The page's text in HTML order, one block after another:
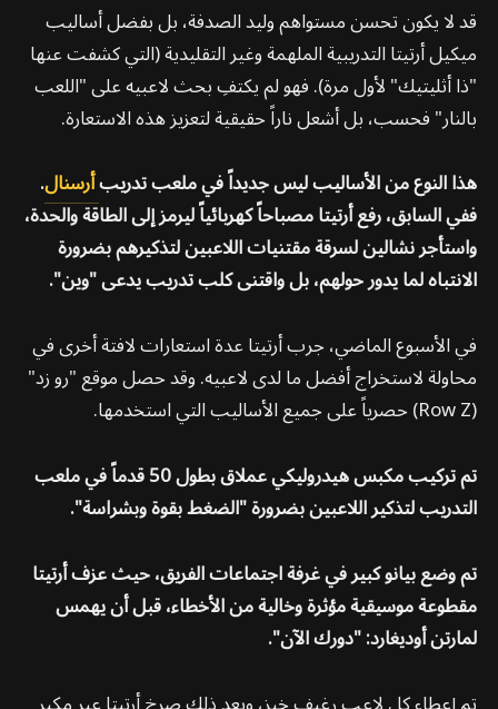
قد لا يكون تحسن مستواهم وليد الصدفة، بل بفضل أساليب
ميكيل أرتيتا التدريبية الملهمة وغير التقليدية (التي كشفت عنها
"ذا أثليتيك" لأول مرة). فهو لم يكتفِ بحث لاعبيه على "اللعب
بالنار" فحسب، بل أشعل ناراً حقيقية لتعزيز هذه الاستعارة.
هذا النوع من الأساليب ليس جديداً في ملعب تدريبأرسنال.
ففي السابق، رفع أرتيتا مصباحاً كهربائياً ليرمز إلى الطاقة والحدة،
واستأجر نشالين لسرقة مقتنيات اللاعبين لتذكيرهم بضرورة
الانتباه لما يدور حولهم، بل واقتنى كلب تدريب يدعى "وين".
في الأسبوع الماضي، جرب أرتيتا عدة استعارات لافتة أخرى في
محاولة لاستخراج أفضل ما لدى لاعبيه. وقد حصل موقع "رو زد"
(Row Z) حصرياً على جميع الأساليب التي استخدمها.
تم تركيب مكبس هيدروليكي عملاق بطول 50 قدماً في ملعب
التدريب لتذكير اللاعبين بضرورة "الضغط بقوة وبشراسة".
تم وضع بيانو كبير في غرفة اجتماعات الفريق، حيث عزف أرتيتا
مقطوعة موسيقية مؤثرة وخالية من الأخطاء، قبل أن يهمس
لمارتن أوديغارد: "دورك الآن".